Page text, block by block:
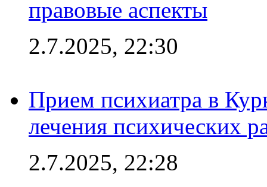
правовые аспекты
2.7.2025, 22:30
Прием психиатра в
лечения психических
2.7.2025, 22:28